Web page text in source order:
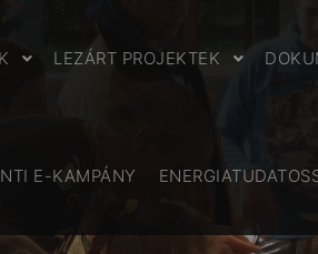
LEZÁRT PROJEKTEK
E-KAMPÁNY